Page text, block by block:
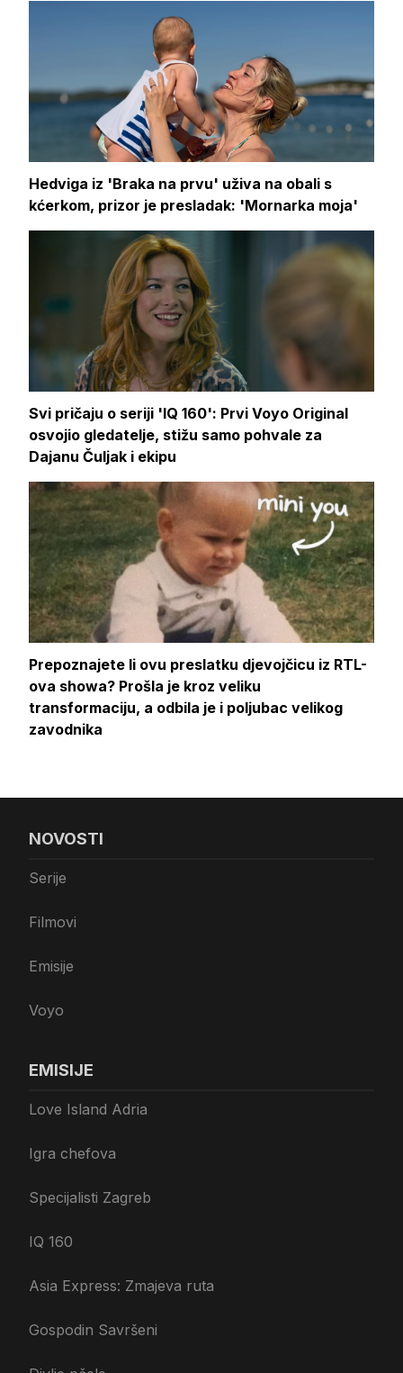
Hedviga iz 'Braka na prvu' uživa na obali s
kćerkom, prizor je presladak: 'Mornarka moja'
Svi pričaju o seriji 'IQ 160': Prvi Voyo Original
osvojio gledatelje, stižu samo pohvale za
Dajanu Čuljak i ekipu
Prepoznajete li ovu preslatku djevojčicu iz RTL-
ova showa? Prošla je kroz veliku
transformaciju, a odbila je i poljubac velikog
zavodnika
NOVOSTI
Serije
Filmovi
Emisije
Voyo
EMISIJE
Love Island Adria
Igra chefova
Specijalisti Zagreb
IQ 160
Asia Express: Zmajeva ruta
Gospodin Savršeni